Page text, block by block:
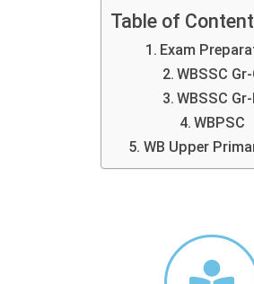
Table of
Exam
WBSSC Gr-
WBSSC Gr-
WBPSC
WB Upper